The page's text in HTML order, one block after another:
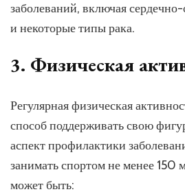
заболеваний, включая
и некоторые типы рака.
3. Физическая
Регулярная физическая
способ поддерживать свою
аспект профилактики
занимать спортом не менее 150
может быть: